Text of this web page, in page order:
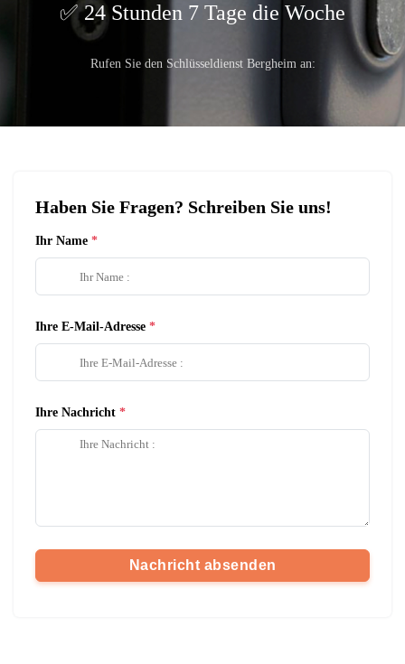
24 Stunden 7 Tage die Woche
Rufen Sie den Schlüsseldienst Bergheim an:
Haben Sie Fragen? Schreiben Sie uns!
Ihr Name
Ihre E-Mail-Adresse
Ihre Nachricht
Nachricht absenden